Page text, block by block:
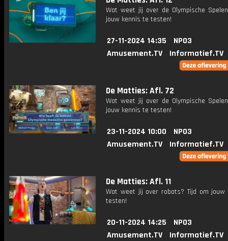
Wat weet jij over de Olympische
jouw kennis te testen!
27-11-2024 14:35
NPO3
Amusement.TV
Informatief.TV
De Matties: Afl. 72
Wat weet jij over de Olympische
jouw kennis te testen!
23-11-2024 10:00
NPO3
Amusement.TV
Informatief.TV
De Matties: Afl. 11
Wat weet jij over robots? Tijd om jouw
testen!
20-11-2024 14:25
NPO3
Amusement.TV
Informatief.TV